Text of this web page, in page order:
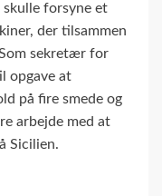
forsyne et
der tilsammen
sekretær for
opgave at
på fire smede og
arbejde med at
Sicilien.